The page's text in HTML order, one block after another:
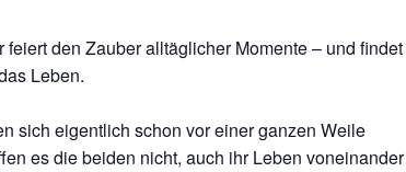
den Zauber alltäglicher Momente – und findet
Leben.
sich eigentlich schon vor einer ganzen Weile
es die beiden nicht, auch ihr Leben voneinander